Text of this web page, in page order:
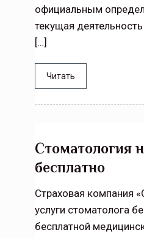
официальным
текущая
[…]
Читать
Стоматология
бесплатно
Страховая компания
услуги стоматолога
бесплатной